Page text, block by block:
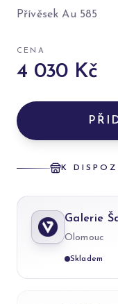
Přívěsek Au 585
CENA
4 030 Kč
K
Galerie
Olomouc
Skladem